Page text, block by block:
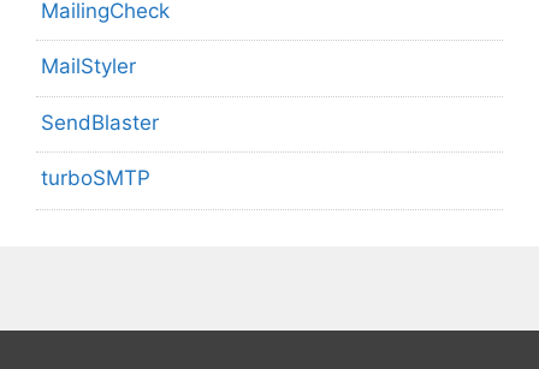
MailingCheck
MailStyler
SendBlaster
turboSMTP